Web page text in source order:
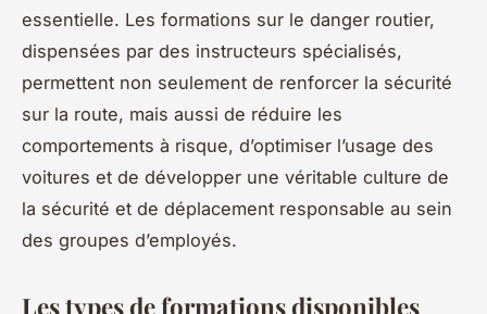
essentielle. Les formations sur le danger routier,
dispensées par des instructeurs spécialisés,
permettent non seulement de renforcer la sécurité
sur la route, mais aussi de réduire les
comportements à risque, d’optimiser l’usage des
voitures et de développer une véritable culture de
la sécurité et de déplacement responsable au sein
des groupes d’employés.
Les types de formations disponibles